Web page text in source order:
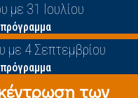
με 31 Ιουλίου
με 4 Σεπτεμβρίου
των